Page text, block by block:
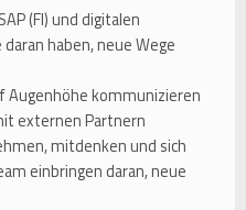
(FI) und digitalen
haben, neue Wege
Augenhöhe kommunizieren
externen Partnern
mitdenken und sich
einbringen daran, neue